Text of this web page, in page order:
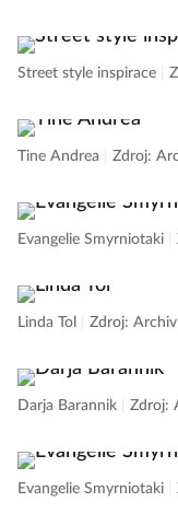
Street style inspirace
Tine Andrea Zdroj:
Evangelie Smyrniotaki
Linda Tol Zdroj:
Darja Barannik Zdroj:
Evangelie Smyrniotaki